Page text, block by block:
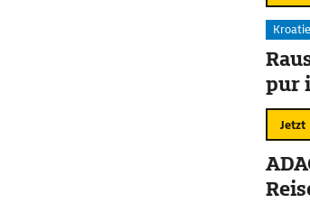
pur
Jetzt